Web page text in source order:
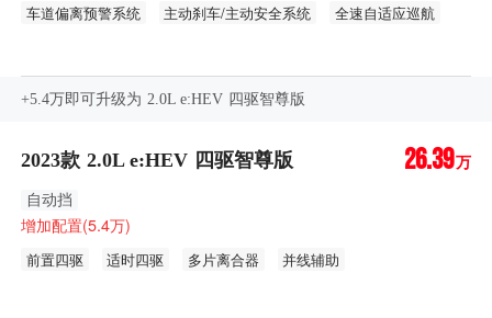
车道偏离预警系统 主动刹车/主动安全系统
全速自适应巡航
+5.4万即可升级为 2.0L e:HEV 四驱智尊版
2023款 2.0L e:HEV 四驱智尊版 26.39万
自动挡
增加配置(5.4万)
前置四驱 适时四驱 多片离合器
并线辅助